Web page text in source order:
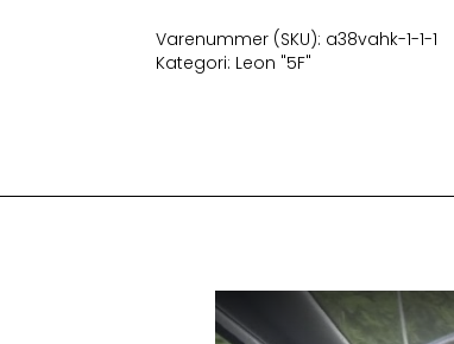
fartpilot
antal
Varenummer (SKU): a38vahk-1-1-1
Kategori: Leon "5F"